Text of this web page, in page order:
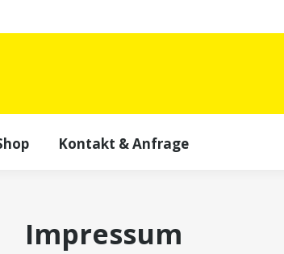
Kontakt & Anfrage
Impressum